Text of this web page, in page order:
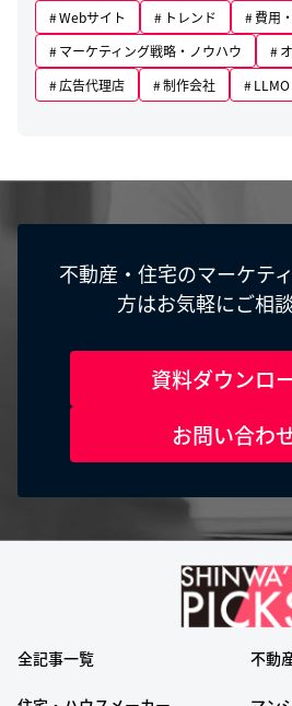
Webサイト
トレンド
費用
マーケティング戦略・ノウハウ
広告代理店
制作会社
不動産・住宅のマーケテ
方はお気軽にご相
資料ダウンロ
お問い合わ
全記事一覧 不動